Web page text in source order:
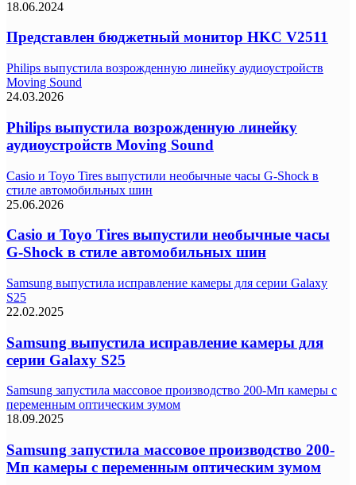
18.06.2024
Представлен бюджетный монитор HKC V2511
Philips выпустила возрожденную линейку аудиоустройств
Moving Sound
24.03.2026
Philips выпустила возрожденную линейку
аудиоустройств Moving Sound
Casio и Toyo Tires выпустили необычные часы G-Shock в
стиле автомобильных шин
25.06.2026
Casio и Toyo Tires выпустили необычные часы
G-Shock в стиле автомобильных шин
Samsung выпустила исправление камеры для серии Galaxy
S25
22.02.2025
Samsung выпустила исправление камеры для
серии Galaxy S25
Samsung запустила массовое производство 200-Мп камеры с
переменным оптическим зумом
18.09.2025
Samsung запустила массовое производство 200-
Мп камеры с переменным оптическим зумом